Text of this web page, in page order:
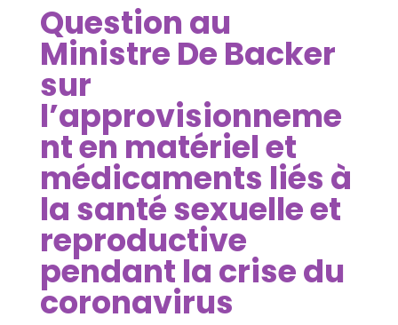
Question au
Ministre De Backer
sur
l’approvisionneme
nt en matériel et
médicaments liés à
la santé sexuelle et
reproductive
pendant la crise du
coronavirus